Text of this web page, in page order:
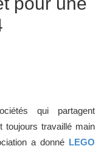
qui partagent
toujours travaillé main
a donné LEGO